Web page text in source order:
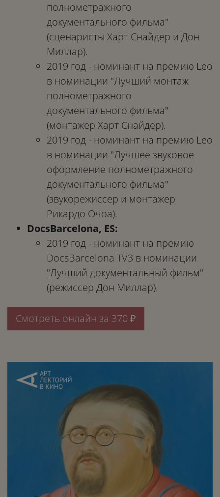
полнометражного
документального фильма"
(сценаристы Харт Снайдер и Дон
Миллар).
2019 год - номинант на премию Leo
в номинации "Лучший монтаж
полнометражного
документального фильма"
(монтажер Харт Снайдер).
2019 год - номинант на премию Leo
в номинации "Лучшее звуковое
оформление полнометражного
документального фильма"
(звукорежиссер и монтажер
Рикардо Очоа).
DocsBarcelona, ES:
2019 год - номинант на премию
DocsBarcelona TV3 в номинации
"Лучший документальный фильм"
(режиссер Дон Миллар).
Смотреть онлайн за 370 ₽